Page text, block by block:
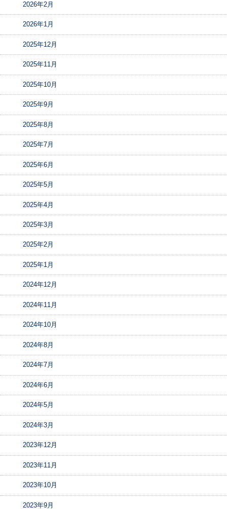
2026年2月
2026年1月
2025年12月
2025年11月
2025年10月
2025年9月
2025年8月
2025年7月
2025年6月
2025年5月
2025年4月
2025年3月
2025年2月
2025年1月
2024年12月
2024年11月
2024年10月
2024年8月
2024年7月
2024年6月
2024年5月
2024年3月
2023年12月
2023年11月
2023年10月
2023年9月